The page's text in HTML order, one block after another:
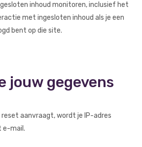
inhoud monitoren, inclusief het
met ingesloten inhoud als je een
bent op die site.
jouw gegevens
aanvraagt, wordt je IP-adres
e-mail.